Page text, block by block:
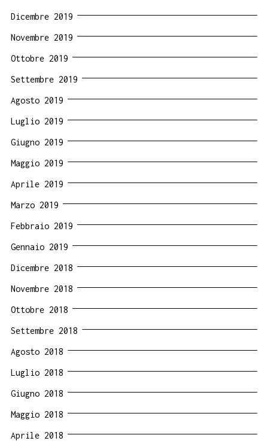
Dicembre 2019
Novembre 2019
Ottobre 2019
Settembre 2019
Agosto 2019
Luglio 2019
Giugno 2019
Maggio 2019
Aprile 2019
Marzo 2019
Febbraio 2019
Gennaio 2019
Dicembre 2018
Novembre 2018
Ottobre 2018
Settembre 2018
Agosto 2018
Luglio 2018
Giugno 2018
Maggio 2018
Aprile 2018